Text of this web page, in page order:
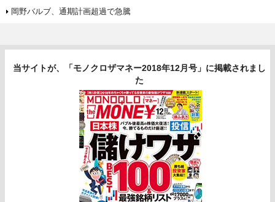
岡野バルブ、通期計画超過で急騰
当サイトが、「モノクロザマネー2018年12月号」に掲載されまし
た